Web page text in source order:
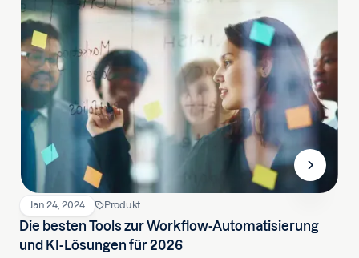
Jan 24, 2024 Produkt
Die besten Tools zur Workflow-Automatisierung
und KI-Lösungen für 2026